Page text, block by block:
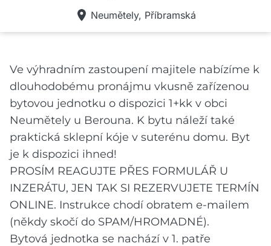
Neumětely, Příbramská
Ve výhradním zastoupení majitele nabízíme k
dlouhodobému pronájmu vkusně zařízenou
bytovou jednotku o dispozici 1+kk v obci
Neumětely u Berouna. K bytu náleží také
praktická sklepní kóje v suterénu domu. Byt
je k dispozici ihned!
PROSÍM REAGUJTE PŘES FORMULÁŘ U
INZERÁTU, JEN TAK SI REZERVUJETE TERMÍN
ONLINE. Instrukce chodí obratem e-mailem
(někdy skočí do SPAM/HROMADNÉ).
Bytová jednotka se nachází v 1. patře